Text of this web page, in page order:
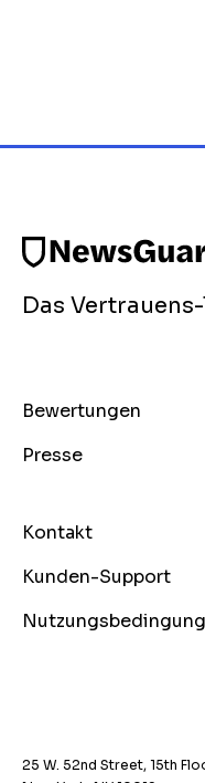
Das
Bewertungen
Presse
Kontakt
Kunden-Support
25 W. 52nd Street, 15th